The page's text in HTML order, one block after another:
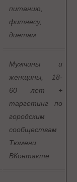
питанию,
фитнесу,
диетам
Мужчины и
женщины, 18-
60 лет +
таргетинг по
городским
сообществам
Тюмени
ВКонтакте